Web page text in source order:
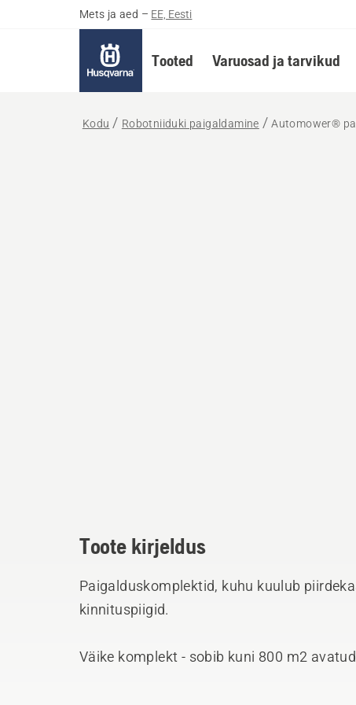
Mets ja aed – EE, Eesti
Tooted Varuosad ja tarvikud
Kodu Robotniiduki paigaldamine Automower®
Toote kirjeldus
Paigalduskomplektid, kuhu kuulub
kinnituspiigid.
Väike komplekt - sobib kuni 800 m2